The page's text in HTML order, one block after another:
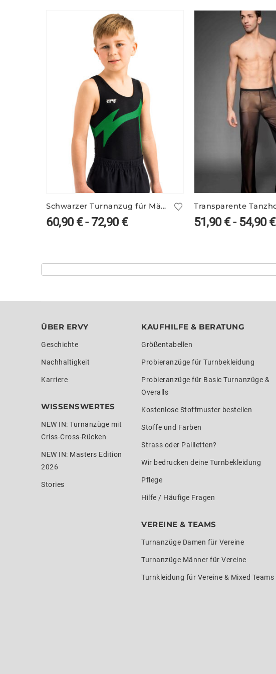
Schwarzer Turnanzug für Männer NIKLAS/1
60,90€-72,90€ 51,90€-54,90€
ÜBER ERVY
Geschichte
Nachhaltigkeit
Karriere
WISSENSWERTES
NEW IN: Turnanzüge mit
Criss-Cross-Rücken
NEW IN: Masters Edition
2026
Stories
KAUFHILFE & BERATUNG
Größentabellen
Probieranzüge für Turnbekleidung
Probieranzüge für Basic Turnanzüge &
Overalls
Kostenlose Stoffmuster bestellen
Stoffe und Farben
Strass oder Pailletten?
Wir bedrucken deine Turnbekleidung
Pflege
Hilfe / Häufige Fragen
VEREINE & TEAMS
Turnanzüge Damen für Vereine
Turnanzüge Männer für Vereine
Turnkleidung für Vereine & Mixed Teams